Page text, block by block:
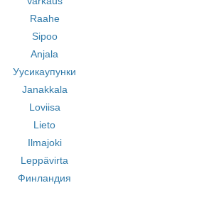
Raahe
Sipoo
Anjala
Уусикаупунки
Janakkala
Loviisa
Lieto
Ilmajoki
Leppävirta
Финландия